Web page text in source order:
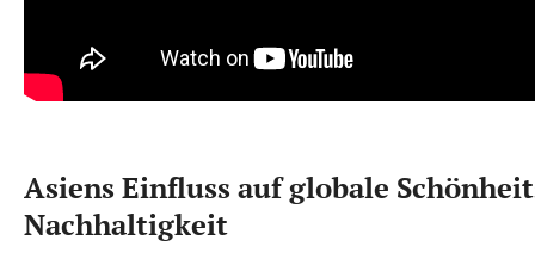
Asiens Einfluss auf globale
Nachhaltigkeit